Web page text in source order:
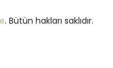
. Bütün hakları saklıdır.